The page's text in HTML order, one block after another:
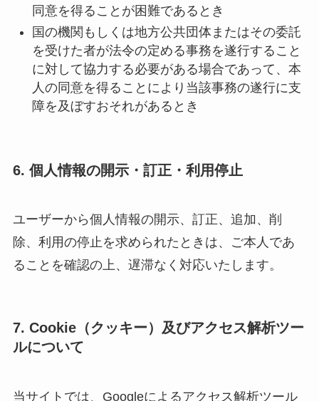
同意を得ることが困難であるとき
国の機関もしくは地方公共団体またはその委託
を受けた者が法令の定める事務を遂行すること
に対して協力する必要がある場合であって、本
人の同意を得ることにより当該事務の遂行に支
障を及ぼすおそれがあるとき
6. 個人情報の開示・訂正・利用停止
ユーザーから個人情報の開示、訂正、追加、削
除、利用の停止を求められたときは、ご本人であ
ることを確認の上、遅滞なく対応いたします。
7. Cookie（クッキー）及びアクセス解析ツー
ルについて
当サイトでは、Googleによるアクセス解析ツール